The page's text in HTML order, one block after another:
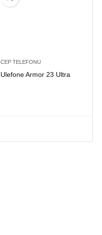
CEP TELEFONU
Ulefone Armor 23 Ultra